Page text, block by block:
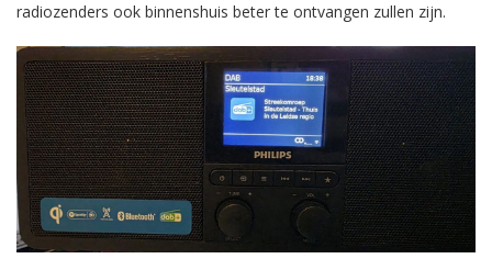
radiozenders ook binnenshuis beter te ontvangen zullen zijn.